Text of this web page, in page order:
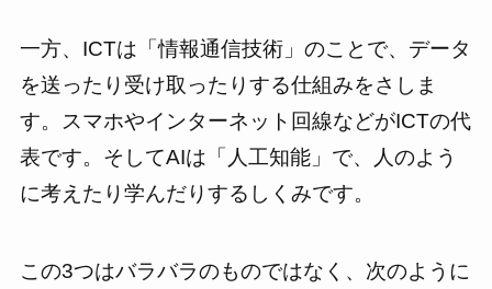
一方、ICTは「情報通信技術」のことで、データ
を送ったり受け取ったりする仕組みをさしま
す。スマホやインターネット回線などがICTの代
表です。そしてAIは「人工知能」で、人のよう
に考えたり学んだりするしくみです。
この3つはバラバラのものではなく、次のように